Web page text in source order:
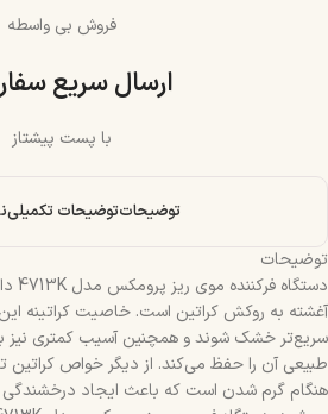
فروش بی واسطه
ارسال سریع
با پست پیشتاز
توضیحاتتوضیحات تکمیلی
توضیحات
آغشته به روکش کراتین است. خاصیت کراتینه
سریع‌تر خشک شوند و همچنین آسیب کمتری نیز
طبیعی آن را حفظ می‌کند. از دیگر خواص کراتین
هنگام گرم شدن است که باعث ایجاد درخشندگی